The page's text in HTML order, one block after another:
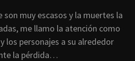
son muy escasos y la muertes la
me llamo la atención como
los personajes a su alrededor
la pérdida…